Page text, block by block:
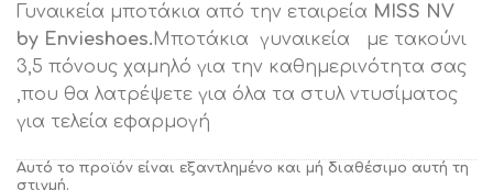
Γυναικεία μποτάκια από την εταιρεία MISS NV
by Envieshoes. Μποτάκια γυναικεία με τακούνι
3,5 πόνους χαμηλό για την καθημερινότητα σας
,που θα λατρέψετε για όλα τα στυλ ντυσίματος
για τελεία εφαρμογή
Αυτό το προϊόν είναι εξαντλημένο και μή διαθέσιμο αυτή τη
στιγμή.